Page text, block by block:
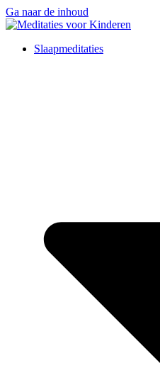
Ga naar de inhoud
Slaapmeditaties